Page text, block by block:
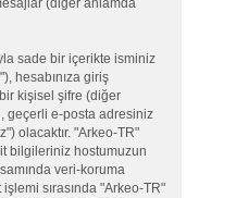
(diğer anlamda
sade bir içerikte isminiz
hesabınıza giriş
kişisel şifre (diğer
geçerli e-posta adresiniz
olacaktır. "Arkeo-TR"
bilgileriniz hostumuzun
veri-koruma
sırasında "Arkeo-TR"